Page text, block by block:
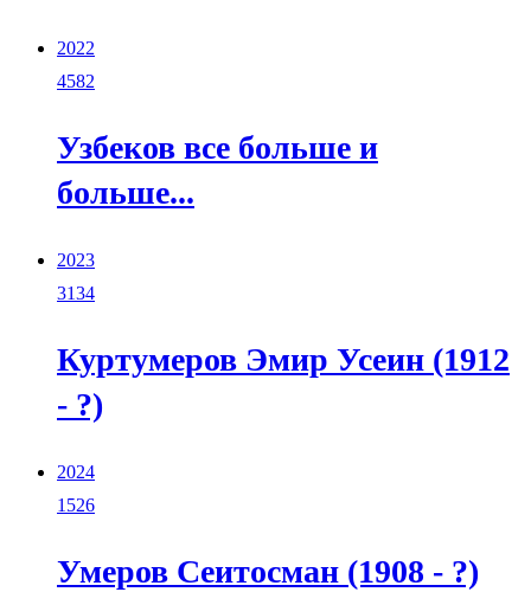
2022
4582
Узбеков все больше и
больше...
2023
3134
Куртумеров Эмир Усеин (1912
- ?)
2024
1526
Умеров Сеитосман (1908 - ?)